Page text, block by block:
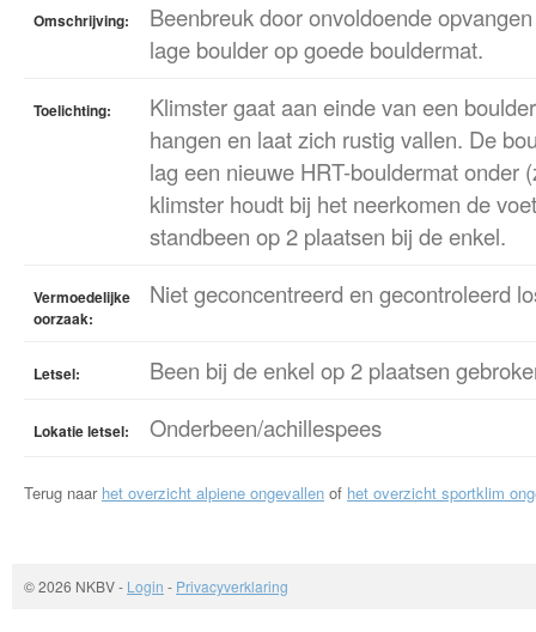
Omschrijving:
Beenbreuk door onvoldoende
lage boulder op goede bouldermat.
Toelichting:
Klimster gaat aan einde van een
hangen en laat zich rustig vallen. De
lag een nieuwe HRT-bouldermat onder
klimster houdt bij het neerkomen de
standbeen op 2 plaatsen bij de enkel.
Vermoedelijke
oorzaak:
Niet geconcentreerd en gecontroleerd
Letsel: Been bij de enkel op 2 plaatsen
Lokatie letsel: Onderbeen/achillespees
Terug naar het overzicht alpiene ongevallen of het overzicht sportklim
© 2026 NKBV- Login - Privacyverklaring